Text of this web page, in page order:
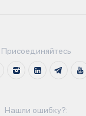
Присоединяйтесь
Нашли ошибку?: